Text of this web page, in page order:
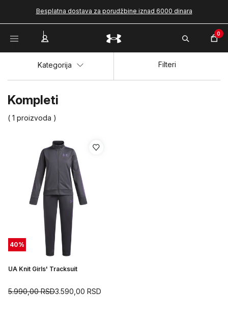
Besplatna dostava za porudžbine iznad 6000 dinara
0
Kompleti
( 1 proizvoda )
Kategorija Filteri
40%
UA Knit Girls' Tracksuit
3.590,00 RSD
5.990,00RSD